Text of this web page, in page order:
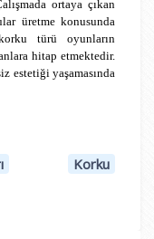
ortaya çıkan
üretme konusunda
türü oyunların
hitap etmektedir.
estetiği yaşamasında
Korku